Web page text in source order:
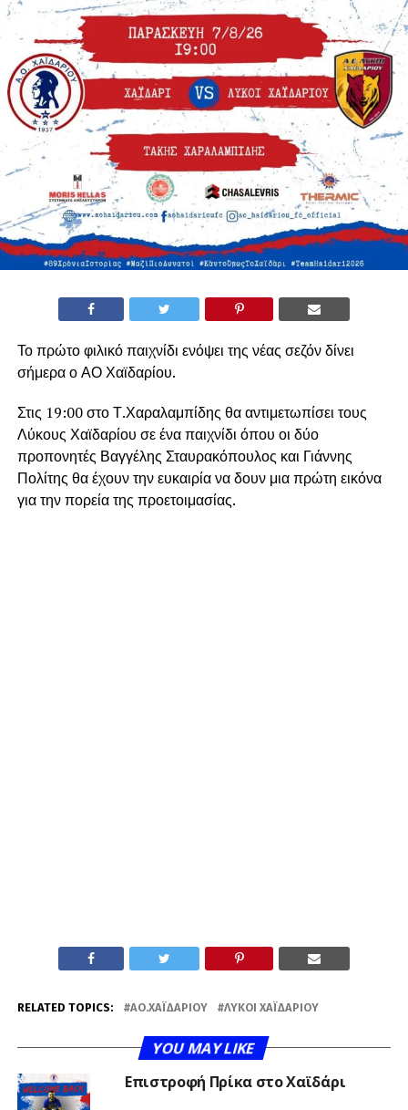
Το πρώτο φιλικό παιχνίδι ενόψει της νέας σεζόν δίνει
σήμερα ο ΑΟ Χαϊδαρίου.
Στις 19:00 στο Τ.Χαραλαμπίδης θα αντιμετωπίσει τους
Λύκους Χαϊδαρίου σε ένα παιχνίδι όπου οι δύο
προπονητές Βαγγέλης Σταυρακόπουλος και Γιάννης
Πολίτης θα έχουν την ευκαιρία να δουν μια πρώτη εικόνα
για την πορεία της προετοιμασίας.
RELATED TOPICS: ΑΟ.ΧΑΪΔΑΡΊΟΥ ΛΎΚΟΙ ΧΑΪΔΑΡΊΟΥ
YOU MAY LIKE
Επιστροφή Πρίκα στο Χαϊδάρι